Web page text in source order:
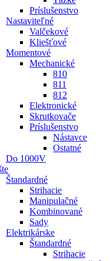
Príslušenstvo
Nastaviteľné
Valčekové
Kliešťové
Momentové
Mechanické
810
811
812
Elektronické
Skrutkovače
Príslušenstvo
Nástavce
Ostatné
Do 1000V
Štandardné
Strihacie
Manipulačné
Kombinované
Sady
Elektrikárske
Štandardné
Strihacie